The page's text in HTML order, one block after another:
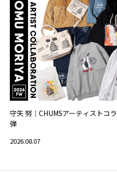
守矢 努｜CHUMSアーティストコ
弾
2026.08.07